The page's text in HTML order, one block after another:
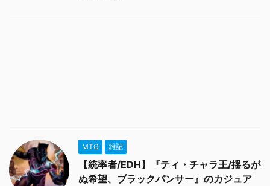
MTG 雑記
【統率者/EDH】『ティ・チャラ王/揺るが
ぬ希望、ブラックパンサー』のカジュア